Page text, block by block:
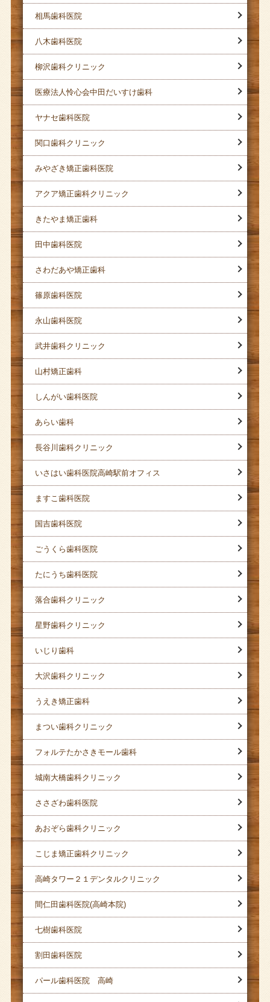
相馬歯科医院
八木歯科医院
柳沢歯科クリニック
医療法人怜心会中田だいすけ歯科
ヤナセ歯科医院
関口歯科クリニック
みやざき矯正歯科医院
アクア矯正歯科クリニック
きたやま矯正歯科
田中歯科医院
さわだあや矯正歯科
篠原歯科医院
永山歯科医院
武井歯科クリニック
山村矯正歯科
しんがい歯科医院
あらい歯科
長谷川歯科クリニック
いさはい歯科医院高崎駅前オフィス
ますこ歯科医院
国吉歯科医院
ごうくら歯科医院
たにうち歯科医院
落合歯科クリニック
星野歯科クリニック
いじり歯科
大沢歯科クリニック
うえき矯正歯科
まつい歯科クリニック
フォルテたかさきモール歯科
城南大橋歯科クリニック
ささざわ歯科医院
あおぞら歯科クリニック
こじま矯正歯科クリニック
高崎タワー２１デンタルクリニック
間仁田歯科医院(高崎本院)
七樹歯科医院
割田歯科医院
パール歯科医院 高崎